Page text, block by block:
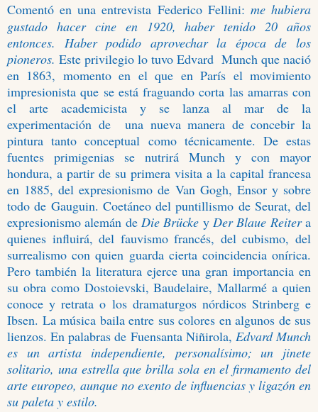
Comentó en una entrevista Federico Fellini: me hubiera
gustado hacer cine en 1920, haber tenido 20 años
entonces. Haber podido aprovechar la época de los
pioneros. Este privilegio lo tuvo Edvard Munch que nació
en 1863, momento en el que en París el movimiento
impresionista que se está fraguando corta las amarras con
el arte academicista y se lanza al mar de la
experimentación de
una nueva manera de concebir la
pintura tanto conceptual como técnicamente. De estas
fuentes primigenias se nutrirá Munch y con mayor
hondura, a partir de su primera visita a la capital francesa
en 1885, del expresionismo de Van Gogh, Ensor y sobre
todo de Gauguin. Coetáneo del puntillismo de Seurat, del
expresionismo alemán de Die Brücke yDer Blaue Reitera
quienes influirá, del fauvismo francés, del cubismo, del
surrealismo con quien guarda cierta coincidencia onírica.
Pero también la literatura ejerce una gran importancia en
su obra como Dostoievski, Baudelaire, Mallarmé a quien
conoce y retrata o los dramaturgos nórdicos Strinberg e
Ibsen. La música baila entre sus colores en algunos de sus
lienzos. En palabras de Fuensanta Niñirola, Edvard Munch
es un artista independiente, personalísimo; un jinete
solitario, una estrella que brilla sola en el firmamento del
arte europeo, aunque no exento de influencias y ligazón en
su paleta y estilo.